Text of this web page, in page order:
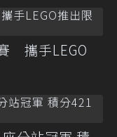
攜手LEGO